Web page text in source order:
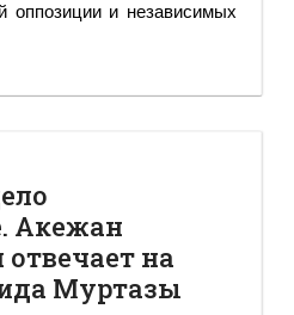
оппозиции и независимых
Акежан
на
Муртазы